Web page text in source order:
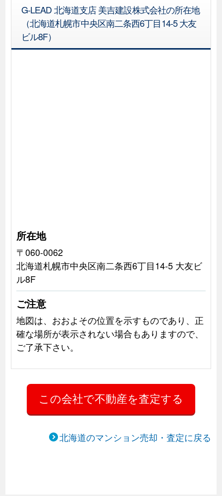
G-LEAD 北海道支店 美吉建設株式会社の所在地
（北海道札幌市中央区南二条西6丁目14-5 大友
ビル8F）
所在地
〒060-0062
北海道札幌市中央区南二条西6丁目14-5 大友ビ
ル8F
ご注意
地図は、おおよその位置を示すものであり、正
確な場所が表示されない場合もありますので、
ご了承下さい。
北海道のマンション売却・査定に戻る